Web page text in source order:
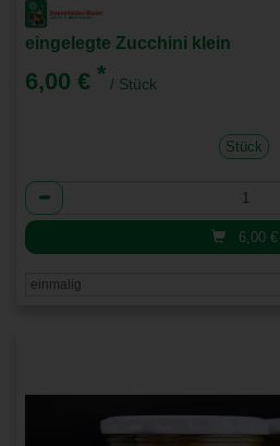
eingelegte Zucchini klein
6,00 € * / Stück
Stück
Anzahl
6,00 €